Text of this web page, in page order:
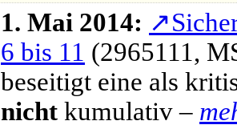
1. Mai 2014: ↗
6 bis 11 (2965111,
beseitigt eine als
nicht kumulativ –